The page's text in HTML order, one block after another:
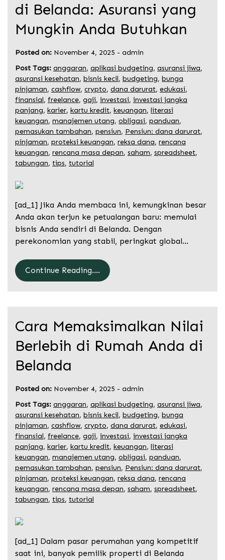
di Belanda: Asuransi yang
Mungkin Anda Butuhkan
Posted on: November 4, 2025 - admin
Post Tags: anggaran, aplikasi budgeting, asuransi jiwa,
asuransi kesehatan, bisnis kecil, budgeting, bunga
pinjaman, cashflow, crypto, dana darurat, edukasi,
finansial, freelance, gaji, investasi, investasi jangka
panjang, karier, kartu kredit, keuangan, literasi
keuangan, manajemen utang, obligasi, panduan,
pemasukan tambahan, pensiun, Pensiun: dana darurat,
pinjaman, proteksi keuangan, reksa dana, rencana
keuangan, rencana masa depan, saham, spreadsheet,
tabungan, tips, tutorial
[ad_1] Jika Anda membaca ini, kemungkinan besar
Anda akan terjun ke petualangan baru: memulai
bisnis Anda sendiri di Belanda. Dengan
perekonomian yang stabil, peringkat global…
Continue Reading....
Cara Memaksimalkan Nilai
Berlebih di Rumah Anda di
Belanda
Posted on: November 4, 2025 - admin
Post Tags: anggaran, aplikasi budgeting, asuransi jiwa,
asuransi kesehatan, bisnis kecil, budgeting, bunga
pinjaman, cashflow, crypto, dana darurat, edukasi,
finansial, freelance, gaji, investasi, investasi jangka
panjang, karier, kartu kredit, keuangan, literasi
keuangan, manajemen utang, obligasi, panduan,
pemasukan tambahan, pensiun, Pensiun: dana darurat,
pinjaman, proteksi keuangan, reksa dana, rencana
keuangan, rencana masa depan, saham, spreadsheet,
tabungan, tips, tutorial
[ad_1] Dalam pasar perumahan yang kompetitif
saat ini, banyak pemilik properti di Belanda